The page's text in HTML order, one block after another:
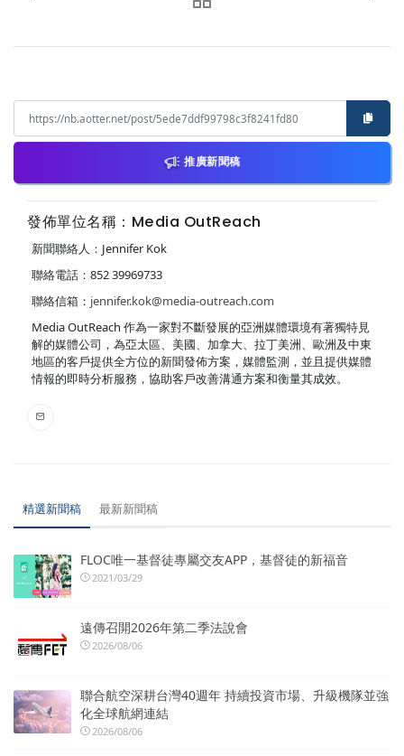
推廣新聞稿
發佈單位名稱：Media OutReach
新聞聯絡人：Jennifer Kok
聯絡電話：852 39969733
聯絡信箱： jennifer.kok@media-outreach.com
Media OutReach 作為一家對不斷發展的亞洲媒體環境有著獨特見
解的媒體公司，為亞太區、美國、加拿大、拉丁美洲、歐洲及中東
地區的客戶提供全方位的新聞發佈方案，媒體監測，並且提供媒體
情報的即時分析服務，協助客戶改善溝通方案和衡量其成效。
精選新聞稿 最新新聞稿
FLOC唯一基督徒專屬交友APP，基督徒的新福音
2021/03/29
遠傳召開2026年第二季法說會
2026/08/06
聯合航空深耕台灣40週年 持續投資市場、升級機隊並強
化全球航網連結
2026/08/06